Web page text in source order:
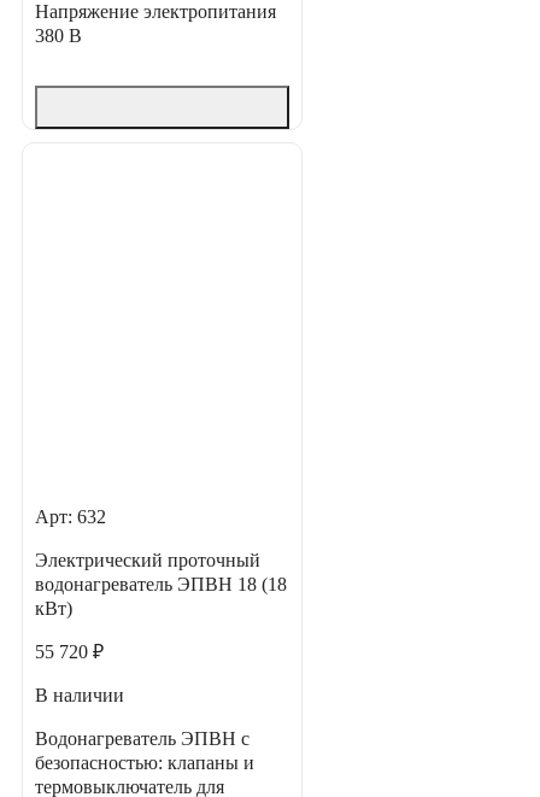
Напряжение электропитания
380 В
Арт: 632
Электрический проточный
водонагреватель ЭПВН 18 (18
кВт)
55 720 ₽
В наличии
Водонагреватель ЭПВН с
безопасностью: клапаны и
термовыключатель для